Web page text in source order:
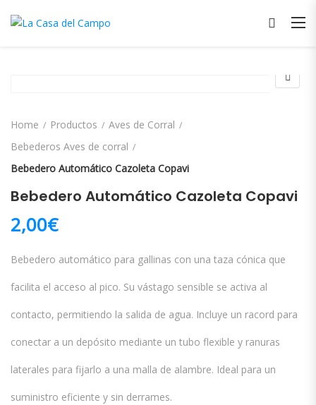
Home Productos
Aves de Corral
Bebederos Aves de corral
Bebedero Automático Cazoleta Copavi
Bebedero Automático Cazoleta Copavi
2,00€
Bebedero automático para gallinas con una taza cónica que
facilita el acceso al pico. Su vástago sensible se activa al
contacto, permitiendo la salida de agua. Incluye un racord para
conectar a un depósito mediante un tubo flexible y ranuras
laterales para fijarlo a una malla de alambre. Ideal para un
suministro eficiente y sin derrames.